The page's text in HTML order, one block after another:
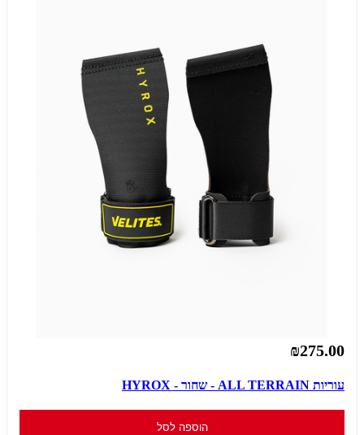
₪275.00
עוריות ALL TERRAIN - שחור - HYROX
הוספה לסל